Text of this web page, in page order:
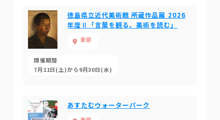
徳島県立近代美術館 所蔵作品展 2026
年度Ⅱ「言葉を観る、美術を読む」
東部
開催期間
7月11日(土)から9月30日(水)
あすたむウォーターパーク